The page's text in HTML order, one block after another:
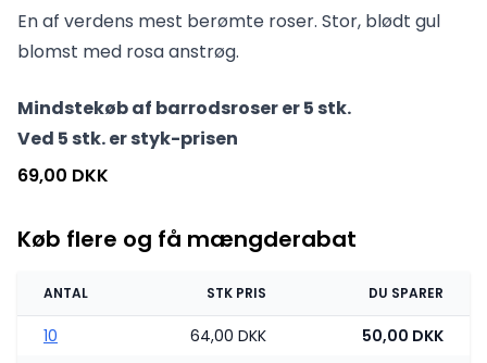
En af verdens mest berømte roser. Stor, blødt gul
blomst med rosa anstrøg.
Mindstekøb af barrodsroser er 5 stk.
Ved 5 stk. er styk-prisen
69,00 DKK
Køb flere og få mængderabat
ANTAL STK PRIS DU SPARER
10 64,00 DKK
50,00 DKK